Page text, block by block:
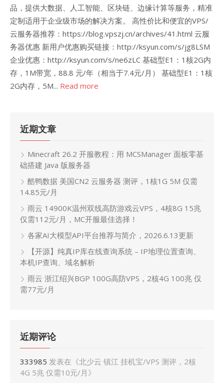
品，提供大数据、人工智能、区块链、边缘计算等服务，精准
定制适用于企业级市场的解决方案。 高性价比和便宜的VPS/
云服务器推荐：https://blog.vpszj.cn/archives/41.html 云服
务器优惠 新用户优惠购买链接：http://ksyun.com/s/jg8LSM
企业优惠：http://ksyun.com/s/ne6zLC 基础型E1：1核2G内
存，1M带宽，88.8 元/年（相当于7.4元/月） 基础型E1：1核
2G内存，5M... Read more
近期文章
Minecraft 26.2 开服教程：用 MCSManager 面板零基
础搭建 Java 版服务器
酷鸭数据 美国CN2 云服务器 测评，1核1G 5M 仅需
14.85元/月
雨云 14900K温州双线高防游戏云VPS，4核8G 15兆
仅需112元/月，MC开服最佳选择！
各家AI大模型API平台推荐与简介，2026.6.13更新
【开源】纯真IP库在线查询系统 – IP地理位置查询、
本机IP查询、域名解析
雨云 浙江绍兴BGP 100G高防VPS，2核4G 100兆 仅
需77元/月
近期评论
333985 发表在《北少云 镇江 挂机宝/VPS 测评，2核
4G 5兆 仅需10元/月 》